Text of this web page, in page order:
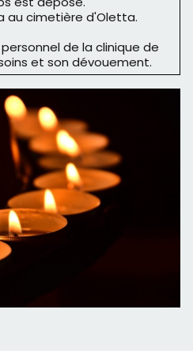
au cimetière d'Oletta.
de la clinique de
et son dévouement.